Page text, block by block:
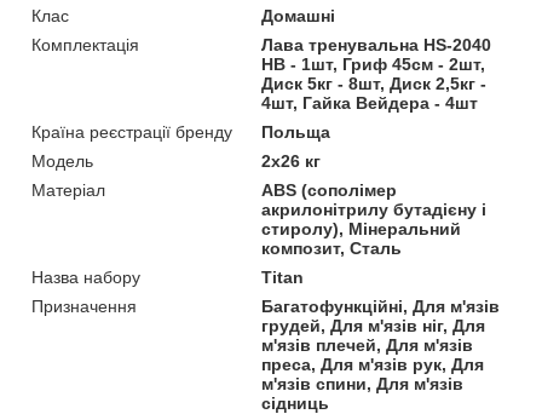
Клас
Домашні
Комплектація
Лава тренувальна HS-2040
HB - 1шт, Гриф 45см - 2шт,
Диск 5кг - 8шт, Диск 2,5кг -
4шт, Гайка Вейдера - 4шт
Країна реєстрації бренду
Польща
Мoдель
2x26 кг
Матеріал
ABS (сополімер
акрилонітрилу бутадієну і
стиролу), Мінеральний
композит, Сталь
Назва набору
Titan
Призначення
Багатофункційні, Для м'язів
грудей, Для м'язів ніг, Для
м'язів плечей, Для м'язів
преса, Для м'язів рук, Для
м'язів спини, Для м'язів
сідниць